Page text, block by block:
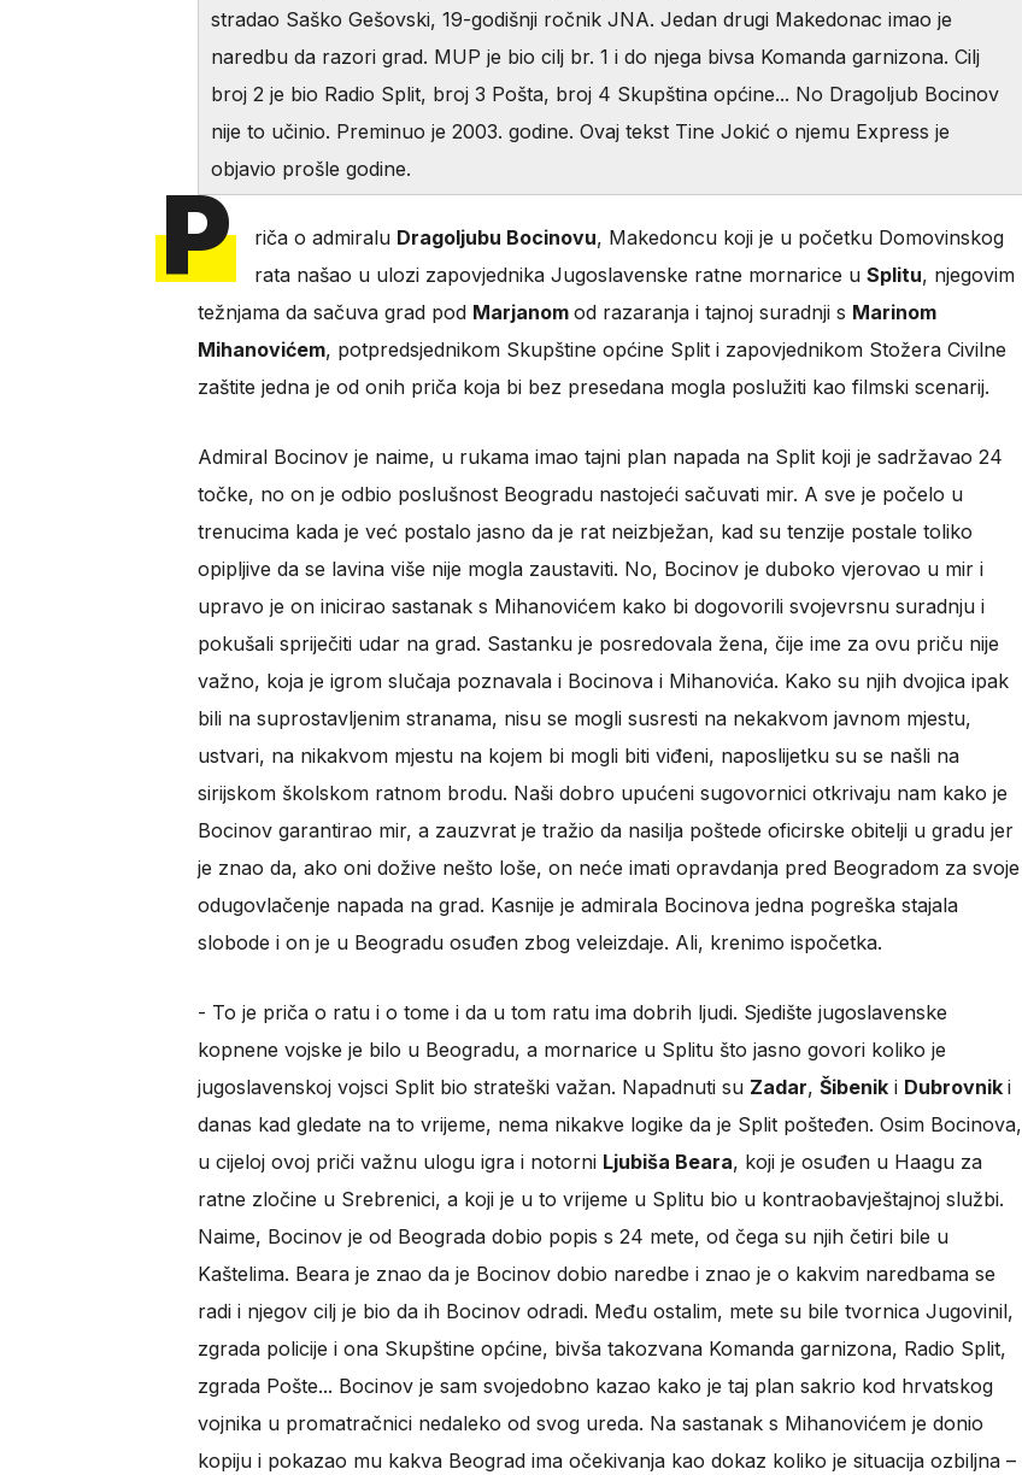
stradao Saško Gešovski, 19-godišnji ročnik JNA. Jedan drugi Makedonac imao je
naredbu da razori grad. MUP je bio cilj br. 1 i do njega bivsa Komanda garnizona. Cilj
broj 2 je bio Radio Split, broj 3 Pošta, broj 4 Skupština općine... No Dragoljub Bocinov
nije to učinio. Preminuo je 2003. godine. Ovaj tekst Tine Jokić o njemu Express je
objavio prošle godine.
P riča o admiralu Dragoljubu Bocinovu, Makedoncu koji je u početku Domovinskog
rata našao u ulozi zapovjednika Jugoslavenske ratne mornarice u Splitu, njegovim
težnjama da sačuva grad pod Marjanom od razaranja i tajnoj suradnji s Marinom
Mihanovićem, potpredsjednikom Skupštine općine Split i zapovjednikom Stožera Civilne
zaštite jedna je od onih priča koja bi bez presedana mogla poslužiti kao filmski scenarij.
Admiral Bocinov je naime, u rukama imao tajni plan napada na Split koji je sadržavao 24
točke, no on je odbio poslušnost Beogradu nastojeći sačuvati mir. A sve je počelo u
trenucima kada je već postalo jasno da je rat neizbježan, kad su tenzije postale toliko
opipljive da se lavina više nije mogla zaustaviti. No, Bocinov je duboko vjerovao u mir i
upravo je on inicirao sastanak s Mihanovićem kako bi dogovorili svojevrsnu suradnju i
pokušali spriječiti udar na grad. Sastanku je posredovala žena, čije ime za ovu priču nije
važno, koja je igrom slučaja poznavala i Bocinova i Mihanovića. Kako su njih dvojica ipak
bili na suprostavljenim stranama, nisu se mogli susresti na nekakvom javnom mjestu,
ustvari, na nikakvom mjestu na kojem bi mogli biti viđeni, naposlijetku su se našli na
sirijskom školskom ratnom brodu. Naši dobro upućeni sugovornici otkrivaju nam kako je
Bocinov garantirao mir, a zauzvrat je tražio da nasilja poštede oficirske obitelji u gradu jer
je znao da, ako oni dožive nešto loše, on neće imati opravdanja pred Beogradom za svoje
odugovlačenje napada na grad. Kasnije je admirala Bocinova jedna pogreška stajala
slobode i on je u Beogradu osuđen zbog veleizdaje. Ali, krenimo ispočetka.
- To je priča o ratu i o tome i da u tom ratu ima dobrih ljudi. Sjedište jugoslavenske
kopnene vojske je bilo u Beogradu, a mornarice u Splitu što jasno govori koliko je
jugoslavenskoj vojsci Split bio strateški važan. Napadnuti su Zadar, Šibeniki Dubrovnik i
danas kad gledate na to vrijeme, nema nikakve logike da je Split pošteđen. Osim Bocinova,
u cijeloj ovoj priči važnu ulogu igra i notorni Ljubiša Beara, koji je osuđen u Haagu za
ratne zločine u Srebrenici, a koji je u to vrijeme u Splitu bio u kontraobavještajnoj službi.
Naime, Bocinov je od Beograda dobio popis s 24 mete, od čega su njih četiri bile u
Kaštelima. Beara je znao da je Bocinov dobio naredbe i znao je o kakvim naredbama se
radi i njegov cilj je bio da ih Bocinov odradi. Među ostalim, mete su bile tvornica Jugovinil,
zgrada policije i ona Skupštine općine, bivša takozvana Komanda garnizona, Radio Split,
zgrada Pošte... Bocinov je sam svojedobno kazao kako je taj plan sakrio kod hrvatskog
vojnika u promatračnici nedaleko od svog ureda. Na sastanak s Mihanovićem je donio
kopiju i pokazao mu kakva Beograd ima očekivanja kao dokaz koliko je situacija ozbiljna –